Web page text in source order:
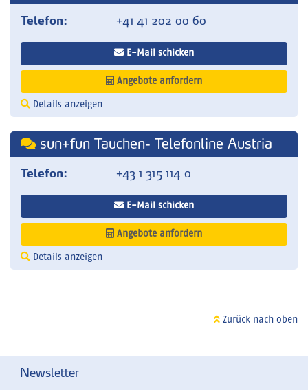
Telefon: +41 41 202 00 60
E-Mail schicken
Angebote anfordern
Details anzeigen
sun+fun Tauchen- Telefonline Austria
Telefon: +43 1 315 114 0
E-Mail schicken
Angebote anfordern
Details anzeigen
Zurück nach oben
Newsletter